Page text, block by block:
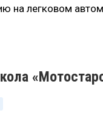
на легковом